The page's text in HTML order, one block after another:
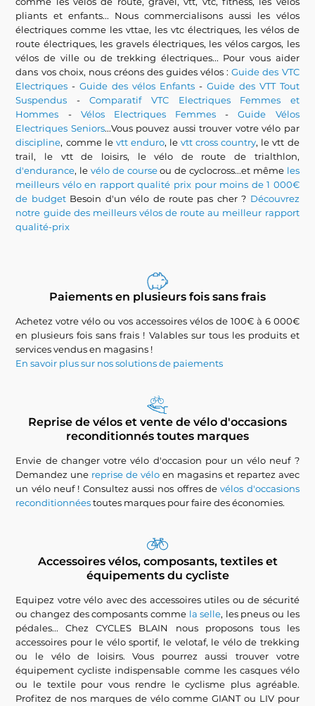
pliants et enfants... Nous commercialisons aussi les vélos
électriques comme les vttae, les vtc électriques, les vélos de
route électriques, les gravels électriques, les vélos cargos, les
vélos de ville ou de trekking électriques... Pour vous aider
dans vos choix, nous créons des guides vélos :Guide des VTC
Electriques -Guide des vélos Enfants - Guide des VTT Tout
Suspendus -Comparatif VTC Electriques Femmes et
Hommes - Vélos Electriques Femmes -Guide Vélos
Electriques Seniors...Vous pouvez aussi trouver votre vélo par
discipline, comme le vtt enduro, levtt cross country, le vtt de
trail, le vtt de loisirs, le vélo de route de trialthlon,
d'endurance, levélo de courseou de cyclocross...et même les
meilleurs vélo en rapport qualité prix pour moins de 1 000€
de budgetBesoin d'un vélo de route pas cher ? Découvrez
notre guide des meilleurs vélos de route au meilleur rapport
qualité-prix
Paiements en plusieurs fois sans frais
Achetez votre vélo ou vos accessoires vélos de 100€ à 6 000€
en plusieurs fois sans frais ! Valables sur tous les produits et
services vendus en magasins !
En savoir plus sur nos solutions de paiements
Reprise de vélos et vente de vélo d'occasions
reconditionnés toutes marques
Envie de changer votre vélo d'occasion pour un vélo neuf ?
Demandez une reprise de vélo en magasins et repartez avec
un vélo neuf ! Consultez aussi nos offres devélos d'occasions
reconditionnéestoutes marques pour faire des économies.
Accessoires vélos, composants, textiles et
équipements du cycliste
Equipez votre vélo avec des accessoires utiles ou de sécurité
ou changez des composants comme la selle, les pneus ou les
pédales... Chez CYCLES BLAIN nous proposons tous les
accessoires pour le vélo sportif, le velotaf, le vélo de trekking
ou le vélo de loisirs. Vous pourrez aussi trouver votre
équipement cycliste indispensable comme les casques vélo
ou le textile pour vous rendre le cyclisme plus agréable.
Profitez de nos marques de vélo comme GIANT ou LIV pour